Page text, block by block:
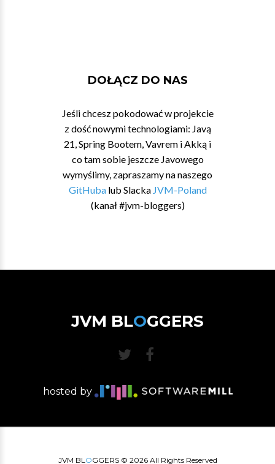
DOŁĄCZ DO NAS
Jeśli chcesz pokodować w projekcie
z dość nowymi technologiami: Javą
21, Spring Bootem, Vavrem i Akką i
co tam sobie jeszcze Javowego
wymyślimy, zapraszamy na naszego
GitHubalub Slacka JVM-Poland
(kanał #jvm-bloggers)
JVM BLOGGERS
hosted by
JVM BLOGGERS © 2026All Rights Reserved